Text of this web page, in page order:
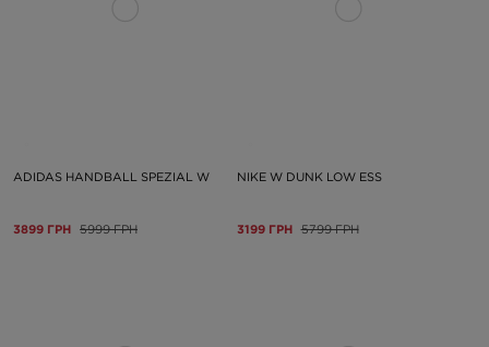
ADIDAS HANDBALL SPEZIAL W
3899 ГРН 5999 ГРН
NIKE W DUNK LOW ESS
3199 ГРН 5799 ГРН